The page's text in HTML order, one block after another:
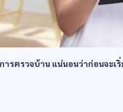
ตรวจบ้าน แน่นอนว่าก่อนจะเริ่